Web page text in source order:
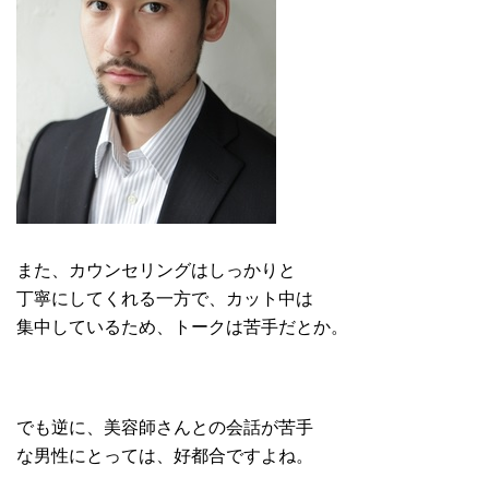
また、カウンセリングはしっかりと
丁寧にしてくれる一方で、カット中は
集中しているため、トークは苦手だとか。
でも逆に、美容師さんとの会話が苦手
な男性にとっては、好都合ですよね。